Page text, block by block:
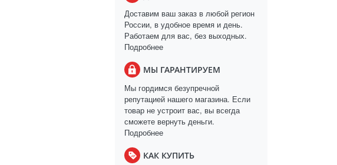
Доставим ваш заказ в любой регион
России, в удобное время и день.
Работаем для вас, без выходных.
Подробнее
МЫ ГАРАНТИРУЕМ
Мы гордимся безупречной
репутацией нашего магазина. Если
товар не устроит вас, вы всегда
сможете вернуть деньги.
Подробнее
КАК КУПИТЬ